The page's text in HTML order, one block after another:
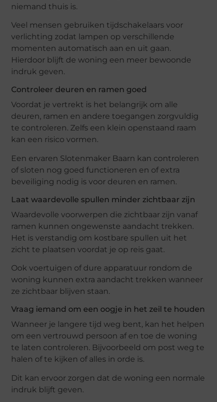
niemand thuis is.
Veel mensen gebruiken tijdschakelaars voor
verlichting zodat lampen op verschillende
momenten automatisch aan en uit gaan.
Hierdoor blijft de woning een meer bewoonde
indruk geven.
Controleer deuren en ramen goed
Voordat je vertrekt is het belangrijk om alle
deuren, ramen en andere toegangen zorgvuldig
te controleren. Zelfs een klein openstaand raam
kan een risico vormen.
Een ervaren Slotenmaker Baarn kan controleren
of sloten nog goed functioneren en of extra
beveiliging nodig is voor deuren en ramen.
Laat waardevolle spullen minder zichtbaar zijn
Waardevolle voorwerpen die zichtbaar zijn vanaf
ramen kunnen ongewenste aandacht trekken.
Het is verstandig om kostbare spullen uit het
zicht te plaatsen voordat je op reis gaat.
Ook voertuigen of dure apparatuur rondom de
woning kunnen extra aandacht trekken wanneer
ze zichtbaar blijven staan.
Vraag iemand om een oogje in het zeil te houden
Wanneer je langere tijd weg bent, kan het helpen
om een vertrouwd persoon af en toe de woning
te laten controleren. Bijvoorbeeld om post weg te
halen of te kijken of alles in orde is.
Dit kan ervoor zorgen dat de woning een normale
indruk blijft geven.